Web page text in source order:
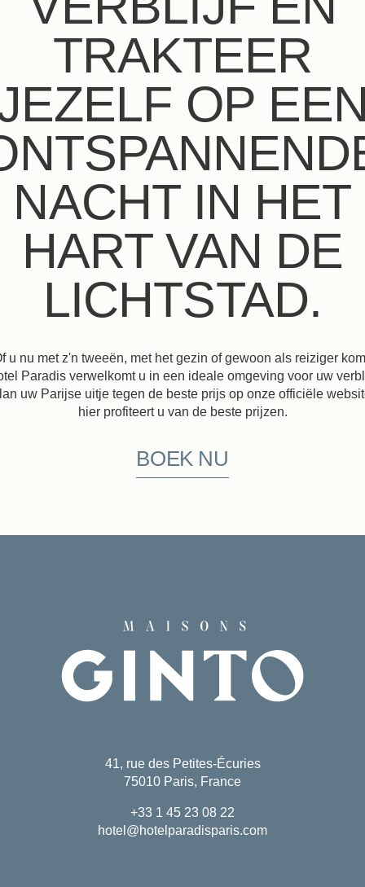
TRAKTEER
OP
NACHT IN HET
HART VAN DE
LICHTSTAD.
u nu met z'n tweeën, met het gezin of gewoon als reiziger
Paradis verwelkomt u in een ideale omgeving voor uw
uw Parijse uitje tegen de beste prijs op onze officiële
hier profiteert u van de beste prijzen.
BOEK NU
41, rue des Petites-Écuries
75010 Paris, France
+33 1 45 23 08 22
hotel@hotelparadisparis.com